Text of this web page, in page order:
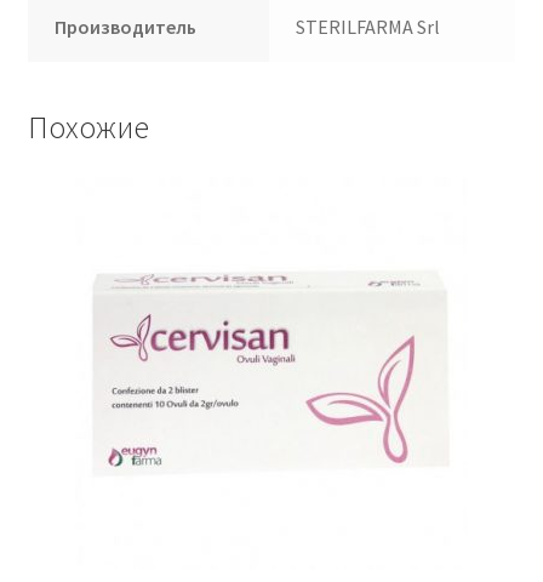
Производитель STERILFARMA Srl
Похожие